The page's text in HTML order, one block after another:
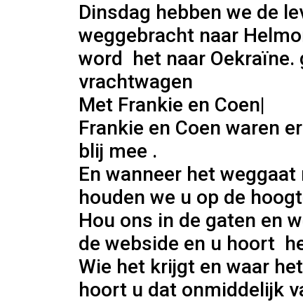
Dinsdag hebben we de
weggebracht naar
word het naar Oekraïne.
vrachtwagen
Met Frankie en Coen|
Frankie en Coen waren
blij mee .
En wanneer het weggaat
houden we u op de
Hou ons in de gaten en
de webside en u hoort
Wie het krijgt en waar
hoort u dat onmiddelijk